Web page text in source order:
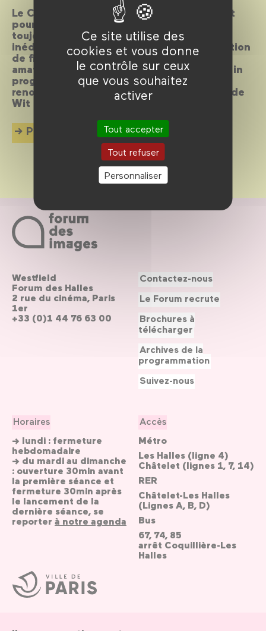
Ce site utilise des
cookies et vous donne
le contrôle sur ceux
que vous souhaitez
activer
Tout accepter
Tout refuser
Personnaliser
Le Carrefour du cinéma d’animation revient
pour sa 14e édition avec un programme
toujours aussi riche : dix longs métrages
inédits ou en avant-première, une compétition
de films d'écoles, des découvertes (films
amateurs, cinéastes américaines), un work in
progress… et un invité d’honneur à la
renommée internationale : Michael Dudok de
Wit !
Plus d'info
Ville
de
Paris
Westfield
Forum des Halles
2 rue du cinéma, Paris
1er
+33 (0)1 44 76 63 00
Horaires
→ lundi : fermeture
hebdomadaire
→ du mardi au dimanche
: ouverture 30min avant
la première séance et
fermeture 30min après
le lancement de la
dernière séance, se
reporter à notre agenda
Accès
Métro
Les Halles (ligne 4)
Châtelet (lignes 1, 7, 14)
RER
Châtelet-Les Halles
(Lignes A, B, D)
Bus
67, 74, 85
arrêt Coquillière-Les
Halles
Contactez-nous
Le Forum recrute
Brochures à
télécharger
Archives de la
programmation
Suivez-nous